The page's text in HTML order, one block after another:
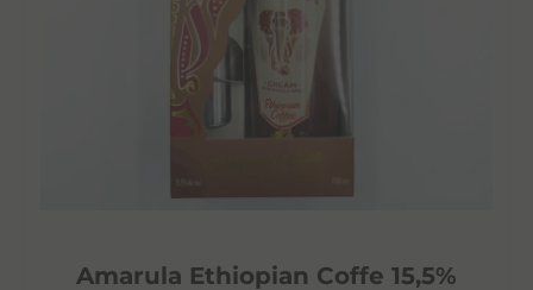
Amarula Ethiopian Coffe 15,5%